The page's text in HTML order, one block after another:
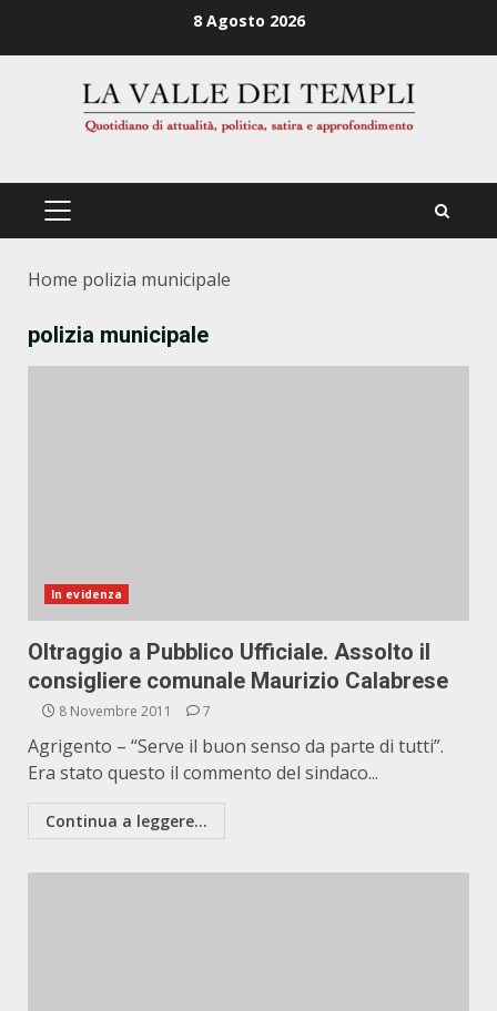
8 Agosto 2026
PRIMÄRES
Home polizia municipale
polizia municipale
In evidenza
Oltraggio a Pubblico Ufficiale. Assolto il
consigliere comunale Maurizio Calabrese
8 Novembre 2011 7
Agrigento – “Serve il buon senso da parte di tutti”.
Era stato questo il commento del sindaco...
Continua a leggere...